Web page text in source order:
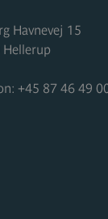
Havnevej 15
Hellerup
+45 87 46 49